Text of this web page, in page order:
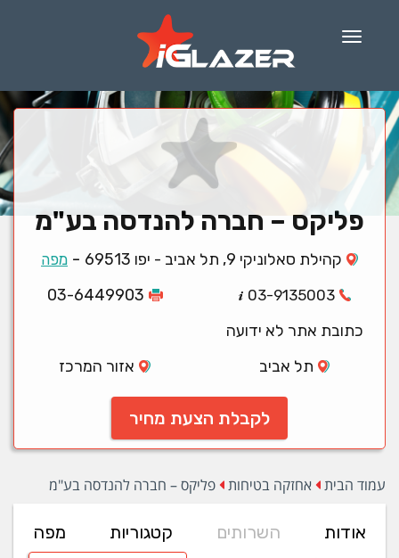
Menu
פליקס – חברה להנדסה בע"מ
קהילת סאלוניקי 9, תל אביב - יפו 69513 - מפה
03-9135003
03-6449903
כתובת אתר לא ידועה
תל אביב
אזור המרכז
לקבלת הצעת מחיר
עמוד הבית אחזקה בטיחות פליקס – חברה להנדסה בע"מ
אודות השרותים קטגוריות
מפה